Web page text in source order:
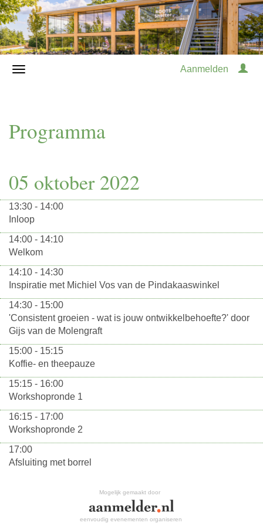
Aanmelden
Programma
05 oktober 2022
13:30 - 14:00
Inloop
14:00 - 14:10
Welkom
14:10 - 14:30
Inspiratie met Michiel Vos van de Pindakaaswinkel
14:30 - 15:00
'Consistent groeien - wat is jouw ontwikkelbehoefte?' door
Gijs van de Molengraft
15:00 - 15:15
Koffie- en theepauze
15:15 - 16:00
Workshopronde 1
16:15 - 17:00
Workshopronde 2
17:00
Afsluiting met borrel
Mogelijk gemaakt door
eenvoudig evenementen organiseren